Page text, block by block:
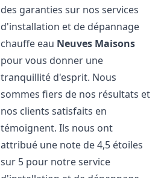
des garanties sur nos services
d'installation et de dépannage
chauffe eau Neuves Maisons
pour vous donner une
tranquillité d'esprit. Nous
sommes fiers de nos résultats et
nos clients satisfaits en
témoignent. Ils nous ont
attribué une note de 4,5 étoiles
sur 5 pour notre service